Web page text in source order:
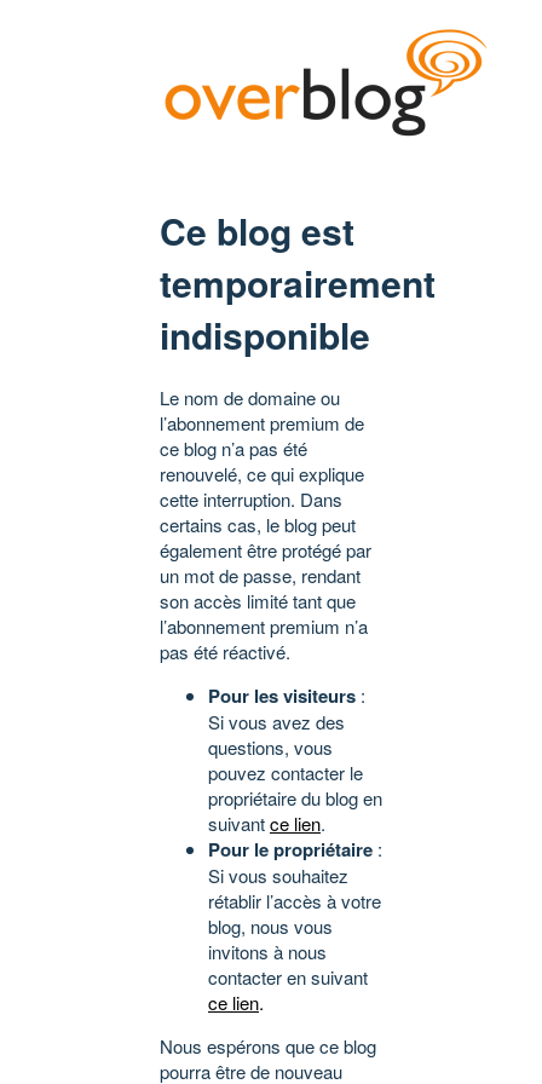
Ce blog est
temporairement
indisponible
Le nom de domaine ou
l’abonnement premium de
ce blog n’a pas été
renouvelé, ce qui explique
cette interruption. Dans
certains cas, le blog peut
également être protégé par
un mot de passe, rendant
son accès limité tant que
l’abonnement premium n’a
pas été réactivé.
Pour les visiteurs :
Si vous avez des
questions, vous
pouvez contacter le
propriétaire du blog en
suivantce lien.
Pour le propriétaire :
Si vous souhaitez
rétablir l’accès à votre
blog, nous vous
invitons à nous
contacter en suivant
ce lien.
Nous espérons que ce blog
pourra être de nouveau